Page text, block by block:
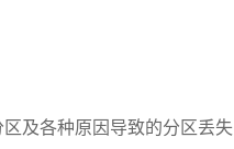
及各种原因导致的分区丢失